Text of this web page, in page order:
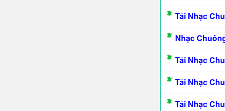
Tải Nhạc
Nhạc
Tải Nhạc
Tải Nhạc
Tải Nhạc